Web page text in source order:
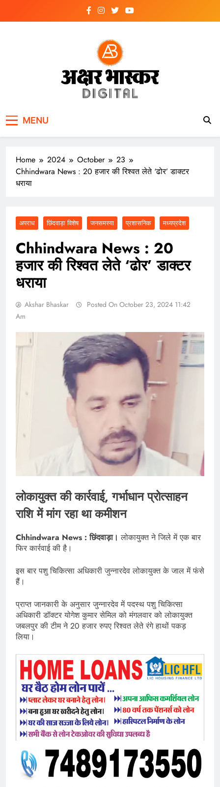
MENU
Home 2024 October
23
Chhindwara News : 20 हजार की रिश्वत लेते ‘ढोर’ डाक्टर
धराया
अपराध छिंदवाड़ा विशेष जनसमस्या प्रशासनिक मध्यप्रदेश
Chhindwara News : 20
हजार की रिश्वत लेते ‘ढोर’ डाक्टर
धराया
Akshar Bhaskar
Posted On October 23, 2024 11:42
Am
लोकायुक्त की कार्रवाई, गर्भाधान प्रोत्साहन
राशि में मांग रहा था कमीशन
Chhindwara News : छिंदवाड़ा। लोकायुक्त ने जिले में एक बार
फिर कार्रवाई की है।
इस बार पशु चिकित्सा अधिकारी जुन्नारदेव लोकायुक्त के जाल में फंसे
हैं।
प्राप्त जानकारी के अनुसार जुन्नारदेव में पदस्थ पशु चिकित्सा
अधिकारी डॉक्टर योगेश कुमार सेमिल को मंगलवार को लोकायुक्त
जबलपुर की टीम ने 20 हजार रुपए रिश्वत लेते रंगे हाथों पकड़
लिया।